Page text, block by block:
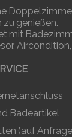
genießen.
mit
Badeartikel
(auf